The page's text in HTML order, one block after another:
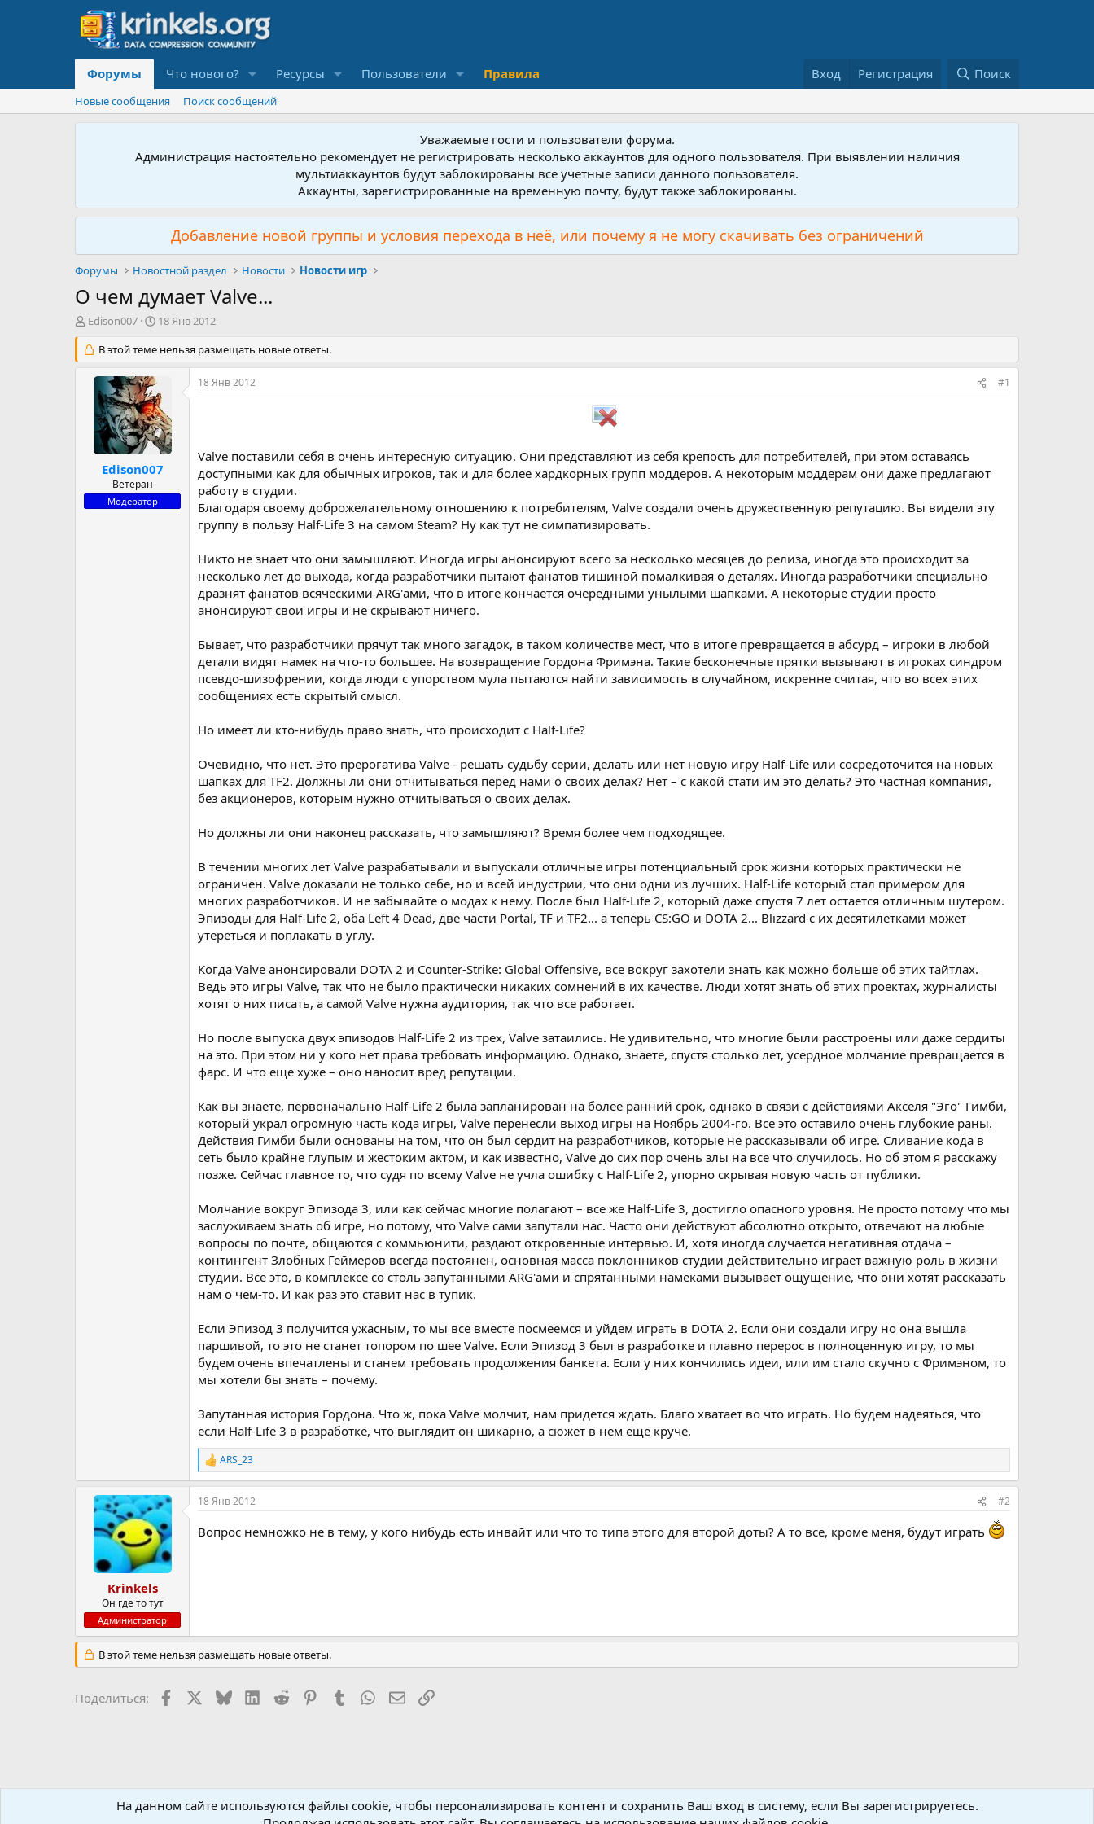
Форумы Что нового? Ресурсы Пользователи Правила Вход Регистрация Поиск
Новые сообщения Поиск сообщений
Уважаемые гости и пользователи форума.
Администрация настоятельно рекомендует не регистрировать несколько аккаунтов для одного пользователя. При выявлении наличия
мультиаккаунтов будут заблокированы все учетные записи данного пользователя.
Аккаунты, зарегистрированные на временную почту, будут также заблокированы.
Добавление новой группы и условия перехода в неё, или почему я не могу скачивать без ограничений
Форумы Новостной раздел Новости Новости игр
О чем думает Valve...
А
т
о
Edison007
Д
т
а
а
ч
а
л
а
18 Янв 2012
В этой теме нельзя размещать новые ответы.
Edison007
Ветеран
Модератор
18 Янв 2012 #1
Valve поставили себя в очень интересную ситуацию. Они представляют из себя крепость для потребителей, при этом оставаясь
доступными как для обычных игроков, так и для более хардкорных групп моддеров. А некоторым моддерам они даже предлагают
работу в студии.
Благодаря своему доброжелательному отношению к потребителям, Valve создали очень дружественную репутацию. Вы видели эту
группу в пользу Half-Life 3 на самом Steam? Ну как тут не симпатизировать.
Никто не знает что они замышляют. Иногда игры анонсируют всего за несколько месяцев до релиза, иногда это происходит за
несколько лет до выхода, когда разработчики пытают фанатов тишиной помалкивая о деталях. Иногда разработчики специально
дразнят фанатов всяческими ARG'ами, что в итоге кончается очередными унылыми шапками. А некоторые студии просто
анонсируют свои игры и не скрывают ничего.
Бывает, что разработчики прячут так много загадок, в таком количестве мест, что в итоге превращается в абсурд – игроки в любой
детали видят намек на что-то большее. На возвращение Гордона Фримэна. Такие бесконечные прятки вызывают в игроках синдром
псевдо-шизофрении, когда люди с упорством мула пытаются найти зависимость в случайном, искренне считая, что во всех этих
сообщениях есть скрытый смысл.
Но имеет ли кто-нибудь право знать, что происходит с Half-Life?
Очевидно, что нет. Это прерогатива Valve - решать судьбу серии, делать или нет новую игру Half-Life или сосредоточится на новых
шапках для TF2. Должны ли они отчитываться перед нами о своих делах? Нет – с какой стати им это делать? Это частная компания,
без акционеров, которым нужно отчитываться о своих делах.
Но должны ли они наконец рассказать, что замышляют? Время более чем подходящее.
В течении многих лет Valve разрабатывали и выпускали отличные игры потенциальный срок жизни которых практически не
ограничен. Valve доказали не только себе, но и всей индустрии, что они одни из лучших. Half-Life который стал примером для
многих разработчиков. И не забывайте о модах к нему. После был Half-Life 2, который даже спустя 7 лет остается отличным шутером.
Эпизоды для Half-Life 2, оба Left 4 Dead, две части Portal, TF и TF2... а теперь CS:GO и DOTA 2... Blizzard с их десятилетками может
утереться и поплакать в углу.
Когда Valve анонсировали DOTA 2 и Counter-Strike: Global Offensive, все вокруг захотели знать как можно больше об этих тайтлах.
Ведь это игры Valve, так что не было практически никаких сомнений в их качестве. Люди хотят знать об этих проектах, журналисты
хотят о них писать, а самой Valve нужна аудитория, так что все работает.
Но после выпуска двух эпизодов Half-Life 2 из трех, Valve затаились. Не удивительно, что многие были расстроены или даже сердиты
на это. При этом ни у кого нет права требовать информацию. Однако, знаете, спустя столько лет, усердное молчание превращается в
фарс. И что еще хуже – оно наносит вред репутации.
Как вы знаете, первоначально Half-Life 2 была запланирован на более ранний срок, однако в связи с действиями Акселя "Эго" Гимби,
который украл огромную часть кода игры, Valve перенесли выход игры на Ноябрь 2004-го. Все это оставило очень глубокие раны.
Действия Гимби были основаны на том, что он был сердит на разработчиков, которые не рассказывали об игре. Сливание кода в
сеть было крайне глупым и жестоким актом, и как известно, Valve до сих пор очень злы на все что случилось. Но об этом я расскажу
позже. Сейчас главное то, что судя по всему Valve не учла ошибку с Half-Life 2, упорно скрывая новую часть от публики.
Молчание вокруг Эпизода 3, или как сейчас многие полагают – все же Half-Life 3, достигло опасного уровня. Не просто потому что мы
заслуживаем знать об игре, но потому, что Valve сами запутали нас. Часто они действуют абсолютно открыто, отвечают на любые
вопросы по почте, общаются с коммьюнити, раздают откровенные интервью. И, хотя иногда случается негативная отдача –
контингент Злобных Геймеров всегда постоянен, основная масса поклонников студии действительно играет важную роль в жизни
студии. Все это, в комплексе со столь запутанными ARG'ами и спрятанными намеками вызывает ощущение, что они хотят рассказать
нам о чем-то. И как раз это ставит нас в тупик.
Если Эпизод 3 получится ужасным, то мы все вместе посмеемся и уйдем играть в DOTA 2. Если они создали игру но она вышла
паршивой, то это не станет топором по шее Valve. Если Эпизод 3 был в разработке и плавно перерос в полноценную игру, то мы
будем очень впечатлены и станем требовать продолжения банкета. Если у них кончились идеи, или им стало скучно с Фримэном, то
мы хотели бы знать – почему.
Запутанная история Гордона. Что ж, пока Valve молчит, нам придется ждать. Благо хватает во что играть. Но будем надеяться, что
если Half-Life 3 в разработке, что выглядит он шикарно, а сюжет в нем еще круче.
Р
е
а
к
и
ARS_23
Krinkels
Он где то тут
Администратор
18 Янв 2012 #2
Вопрос немножко не в тему, у кого нибудь есть инвайт или что то типа этого для второй доты? А то все, кроме меня, будут играть
В этой теме нельзя размещать новые ответы.
Поделиться: FacebookX (Twitter)
BlueskyLinkedIn
Reddit PinterestTumblr WhatsApp
Электронная почта
Ссылка
Новостной раздел Новости Новости игр
На данном сайте используются файлы cookie, чтобы персонализировать контент и сохранить Ваш вход в систему, если Вы зарегистрируетесь.